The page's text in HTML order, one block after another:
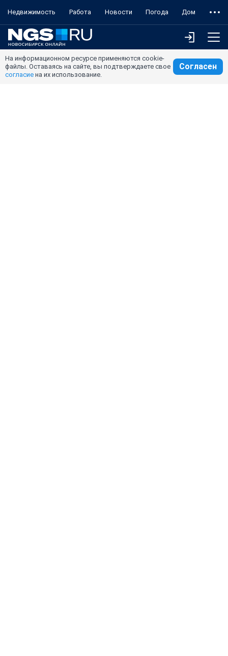
Недвижимость Работа Новости Погода Дом
На информационном ресурсе применяются cookie-
файлы. Оставаясь на сайте, вы подтверждаете свое
согласие на их использование.
Согласен